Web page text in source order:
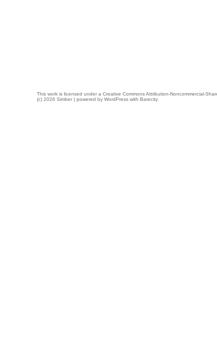
This work is licensed under a Creative Commons Attribution-Noncommercial-
(c) 2026 Simber | powered by WordPress with Barecity